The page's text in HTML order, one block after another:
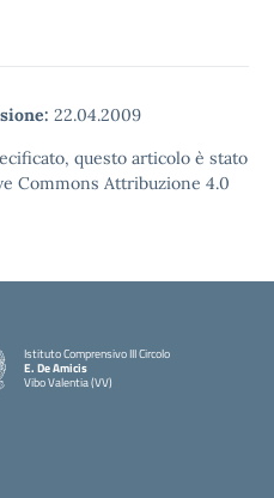
22.04.2009
questo articolo è stato
Commons Attribuzione 4.0
Istituto Comprensivo III Circolo
E. De Amicis
Vibo Valentia (VV)